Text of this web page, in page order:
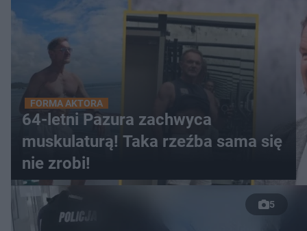
FORMA AKTORA
64-letni Pazura zachwyca
muskulaturą! Taka rzeźba sama się
nie zrobi!
5